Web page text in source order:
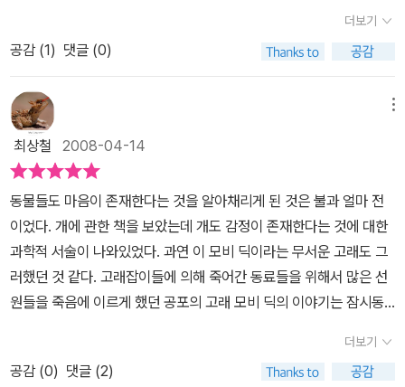
람들에게 큰 위안을 선사한다. (...중략...) 나에게 바다는 이 세상이 모
든 미스터리를 대표하는 것이었다. 바다 속을 눈이 빠지도록 들여다
보고 있노라면, 나는 광대한 우주의 움직임을 미세하게나마 느낄 수
있었다. 그때마다 상쾌한 기분을 맛보았다. 삶에 대한 불꽃이 내 핏줄
속에서 다시 고동친다는 것을 느낀다. (본문 11~12쪽 부분발췌. 이스
마엘.)아하브 선장의 광기는 자신을 불구로 만든 모비 딕에 대한 집착
이기도하면서 증오 어린 한을 하나로 집중시키는 동력이었다.그에게
이성은 사라지고 선원을 이끌어야 하는 선장의책임감도광기 앞에서
무용지물이 된다. 모비 딕은 상징이었다. 아하브 내면의 수면을 요동
치게 해서 마음의 평화를 산산조각내는 그 무엇. 이를 심연의 밑바닥
으로 가라앉혀 다시 뜨지 않도록 억누르지 못했다. 산다는 건 날마다
고요가 깨진 마음을 다잡아 가는 연속이 아닐까. 어떤 날은 실패도 하
럼. 미지의 바다를 알아가는 것처럼 사람 마음의 바다를 잘 건사하는
일 또한 한 사람에게는 평생이 그리고 세대를 이어가는 인류에게는
다.'악마의 축복이 있을 것이다. 이 작살에 악마의 축복이!'] - <모비딕
>, (푸른숲 주니어, 2012) 158p~159p 중에서 - 이 부분이 인상 깊
이기 때문이다. 난 이 책의 주인공은 이스마엘, 모비딕도 아닌 아하브
선장이라고 생각한다. 왜냐하면 아하브 선장을 통해서만 얻을 수 있
는 교훈이 있기 때문이다. 바로, 아하브 선장의 집념은 본받을만 하지
만 자신의 한계 이상까지 집착한다면 오히려 악영향을 끼치게 되기
때문이다. 예로 들어보면 아하브 선장 때문에 선원들이 한명 빼고 모
조리 죽게 된 일이다. 난 이책을 초등학교 고학년에게 추천한다. 중학
생이 되기전에 한번쯤 읽어 보는 것이 좋을 것 같기 때문이다.
문 채 뒷갑판에서 바다로 뛰어들어 테시테고를 구하였다. 난 이 장면
이 가장 인상깊게 머리에 남아있었다. 그 장면이 인상 깊었던 까닭은
위험에 빠진 친구를 돕기 위해 자신의 목숨까지 내놓았기 떄문이다.
나는 이런행동을 했던 퀴퀘그가 영웅같아 보였다. 마치 지하철의 철
로에 사람이 떨어졌을때 그 사람을 구한 사람들처럼 말이다. 그리고
이스마엘도 여기서 이렇게 생각했었다. 「 한사람의 생명을 구해 내려
는 그런 대단한 용기는 어디서 나왔을까? 이스마엘, 너라면 그 상황
에서 과연 그런 행동을 할 수 있었을까?」 - 「모비 딕」, 푸른숲주니어,
2012, 107쪽 -이 글을 읽고 나도 이스마엘과 똑같이 이런 생각을 해
보았다. 왜 내가 이런 생각을 하게 되었을까?. 이는 자신이 아닌 단지
다른 사람을 구하기 위해 자신의 몸과 목숨을 내놓고 바다로 테시테
고를 구하려 갔었던 것이 대단하다고 느꼈기 때문이다.내가 만약 이
런 상황에 놓여있다고 하면 바다로 뛰어들지 못하였을 것이다. 무슨
일이 일어날지 모르는 이 깊은 심해에서 그 한사람을 구하려고 바다
더보기
공감 (1) 댓글 (0)
최상철 2008-04-14
동물들도 마음이 존재한다는 것을 알아채리게 된 것은 불과 얼마 전
이었다. 개에 관한 책을 보았는데 개도 감정이 존재한다는 것에 대한
과학적 서술이 나와있었다. 과연 이 모비 딕이라는 무서운 고래도 그
러했던 것 같다. 고래잡이들에 의해 죽어간 동료들을 위해서 많은 선
원들을 죽음에 이르게 했던 공포의 고래 모비 딕의 이야기는 잠시동
에게 한 쪽 다리를 잃었던 에이허브 선장은 불타는 복수심으로 새로
운 항해에 나선다. 그 모험에서는 가난한 청년 이스마엘과 야만인의
더보기
공감 (0) 댓글 (2)